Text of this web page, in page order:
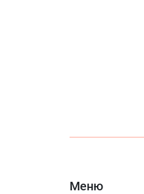
Меню